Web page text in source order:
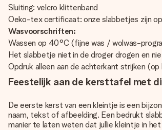
Sluiting: velcro klittenband
Oeko-tex certificaat: onze slabbetjes zijn
Wasvoorschriften:
Wassen op 40°C (fijne was / wolwas-
Het slabbetje niet in de droger drogen en
Opdruk alleen aan de achterkant strijken
Feestelijk aan de kersttafel met
De eerste kerst van een kleintje is een
naam, tekst of afbeelding. Een bedrukt
manier te laten weten dat jullie kleintje in